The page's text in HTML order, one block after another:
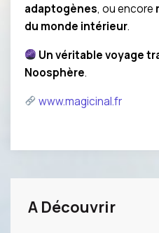
adaptogènes, ou encore
du monde intérieur.
Un véritable voyage
Noosphère.
www.magicinal.fr
A Découvrir